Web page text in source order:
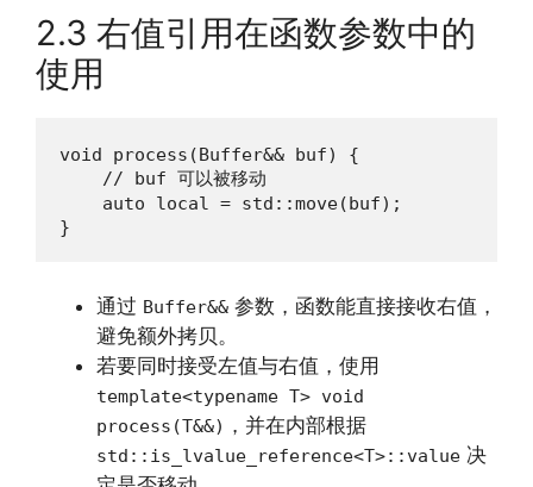
2.3 右值引用在函数参数中的
使用
void process(Buffer&& buf) {
    // buf 可以被移动
    auto local = std::move(buf);
}
通过 Buffer&& 参数，函数能直接接收右值，
避免额外拷贝。
若要同时接受左值与右值，使用
template<typename T> void
process(T&&) ，并在内部根据
std::is_lvalue_reference<T>::value 决